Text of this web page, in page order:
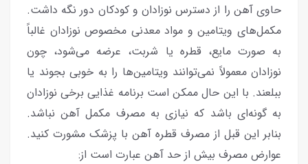
حاوی آهن را از دسترس نوزادان و کودکان دور نگه داشت.
مکمل‌های ویتامین و مواد معدنی مخصوص نوزادان غالباً
به صورت مایع، قطره یا شربت، عرضه می‌شود، چون
نوزادان معمولاً نمی‌توانند ویتامین‌ها را به خوبی بجوند یا
ببلعند. با این حال ممکن است برنامه غذایی برخی نوزادان
به گونه‌ای باشد که نیازی به مصرف مکمل آهن نباشد.
بنابر این قبل از مصرف قطره آهن با پزشک مشورت کنید.
عوارض مصرف بیش از حد آهن عبارت است از: